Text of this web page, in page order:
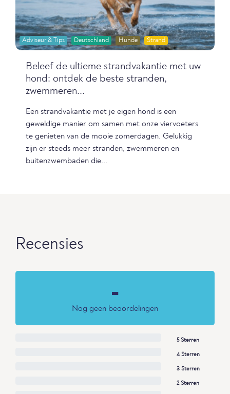
Adviseur & Tips Deutschland Hunde Strand
Beleef de ultieme strandvakantie met uw
hond: ontdek de beste stranden,
zwemmeren...
Een strandvakantie met je eigen hond is een
geweldige manier om samen met onze viervoeters
te genieten van de mooie zomerdagen. Gelukkig
zijn er steeds meer stranden, zwemmeren en
buitenzwembaden die...
Recensies
-
Nog geen beoordelingen
5 Sterren
4 Sterren
3 Sterren
2 Sterren